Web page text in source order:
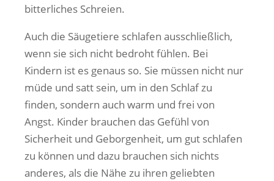
bitterliches Schreien.
Auch die Säugetiere schlafen ausschließlich,
wenn sie sich nicht bedroht fühlen. Bei
Kindern ist es genaus so. Sie müssen nicht nur
müde und satt sein, um in den Schlaf zu
finden, sondern auch warm und frei von
Angst. Kinder brauchen das Gefühl von
Sicherheit und Geborgenheit, um gut schlafen
zu können und dazu brauchen sich nichts
anderes, als die Nähe zu ihren geliebten